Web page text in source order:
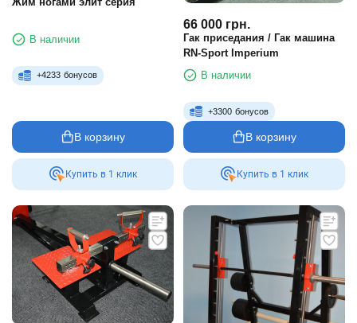
В наличии
+4233 бонусов
В корзину
Купить в 1 клик
66 000 грн.
Гак приседания / Гак машина
RN-Sport Imperium
В наличии
+3300 бонусов
В корзину
Купить в 1 клик